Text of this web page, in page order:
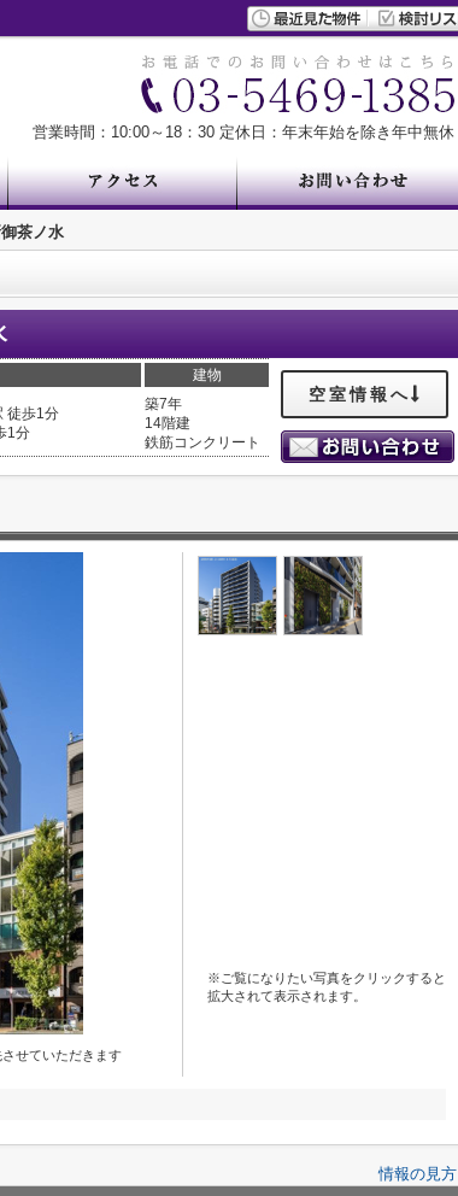
営業時間：10:00～18：30 定休日：年末年始を除き年中無休
茶ノ水
建物
徒歩1分
1分
築7年
14階建
鉄筋コンクリート
空室情報へ
せていただきます
※ご覧になりたい写真をクリックすると
拡大されて表示されます。
情報の見方